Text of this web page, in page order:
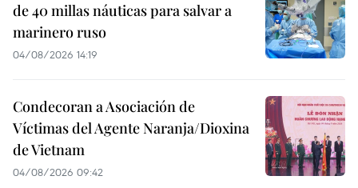
de 40 millas náuticas para salvar a
marinero ruso
04/08/2026 14:19
Condecoran a Asociación de
Víctimas del Agente Naranja/Dioxina
de Vietnam
04/08/2026 09:42